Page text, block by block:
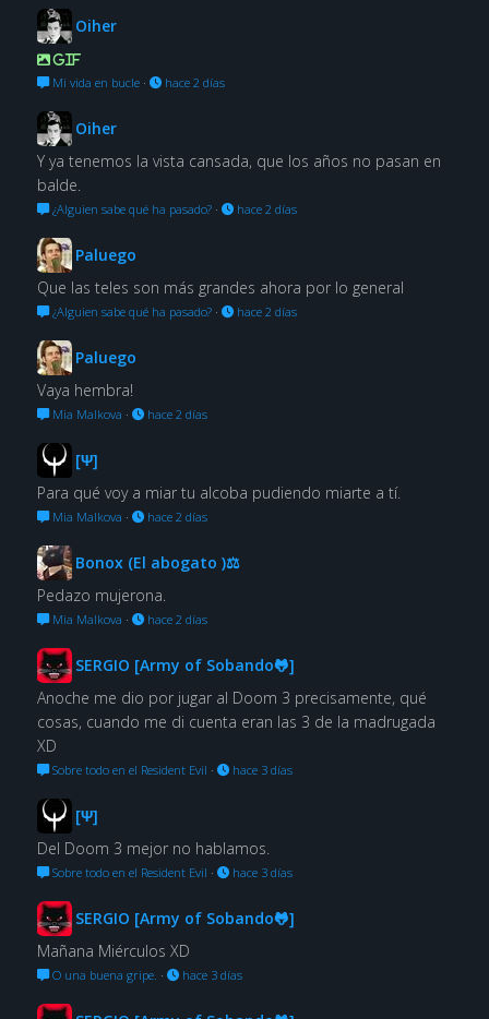
Oiher
GIF
Mi vida en bucle· hace 2 días
Oiher
Y ya tenemos la vista cansada, que los años no pasan en
balde.
¿Alguien sabe qué ha pasado?· hace 2 días
Paluego
Que las teles son más grandes ahora por lo general
¿Alguien sabe qué ha pasado?· hace 2 días
Paluego
Vaya hembra!
Mia Malkova · hace 2 días
[Ψ]
Para qué voy a miar tu alcoba pudiendo miarte a tí.
Mia Malkova · hace 2 días
Bonox (El abogato )⚖
Pedazo mujerona.
Mia Malkova · hace 2 días
SERGIO [Army of Sobando🐸]
Anoche me dio por jugar al Doom 3 precisamente, qué
cosas, cuando me di cuenta eran las 3 de la madrugada
XD
Sobre todo en el Resident Evil · hace 3 días
[Ψ]
Del Doom 3 mejor no hablamos.
Sobre todo en el Resident Evil · hace 3 días
SERGIO [Army of Sobando🐸]
Mañana Miérculos XD
O una buena gripe. · hace 3 días